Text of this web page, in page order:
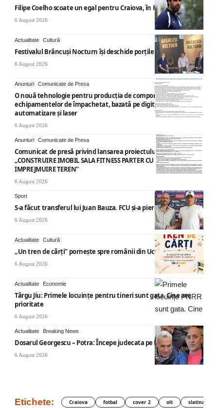
Filipe Coelho scoate un egal pentru Craiova, în Finlanda
6 August 2026
Actualitate Cultură
Festivalul Brâncuși Nocturn își deschide porțile la Târgu Jiu
6 August 2026
Anunturi Comunicate de Presa
O nouă tehnologie pentru producția de componente ale
echipamentelor de împachetat, bazată pe digitalizare,
automatizare și laser
6 August 2026
Anunturi Comunicate de Presa
Comunicat de presă privind lansarea proiectului cu titlul
„CONSTRUIRE IMOBIL SALA FITNESS PARTER CU SUPANTA SI
IMPREJMUIRE TEREN”
6 August 2026
Sport
S-a făcut transferul lui Juan Bauza. FCU și-a pierdut vedeta
6 August 2026
Actualitate Cultură
„Un tren de cărți” pornește spre românii din Ucraina
6 August 2026
Actualitate Economie
Târgu Jiu: Primele locuințe pentru tineri sunt gata. Cine are
prioritate
6 August 2026
Actualitate Breaking News
Dosarul Georgescu – Potra: Începe judecata pe fond
6 August 2026
Etichete: Craiova fotbal cover 2 olt slatina